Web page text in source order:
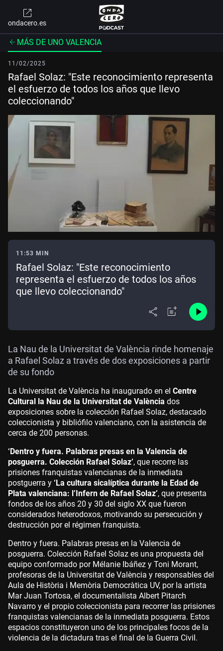
ondacero.es
MÁS DE UNO VALENCIA
11/02/2025
Rafael Solaz: "Este reconocimiento representa
el esfuerzo de todos los años que llevo
coleccionando"
11:53 MIN
Rafael Solaz: "Este reconocimiento
representa el esfuerzo de todos los años
que llevo coleccionando"
La Nau de la Universitat de València rinde homenaje
a Rafael Solaz a través de dos exposiciones a partir
de su fondo
La Universitat de València ha inaugurado en el Centre
Cultural la Nau de la Universitat de València dos
exposiciones sobre la colección Rafael Solaz, destacado
coleccionista y bibliófilo valenciano, con la asistencia de
cerca de 200 personas.
‘Dentro y fuera. Palabras presas en la Valencia de
posguerra. Colección Rafael Solaz’, que recorre las
prisiones franquistas valencianas de la inmediata
postguerra y ‘La cultura sicalíptica durante la Edad de
Plata valenciana: l’Infern de Rafael Solaz’, que presenta
fondos de los años 20 y 30 del siglo XX que fueron
considerados heterodoxos, motivando su persecución y
destrucción por el régimen franquista.
Dentro y fuera. Palabras presas en la Valencia de
posguerra. Colección Rafael Solaz es una propuesta del
equipo conformado por Mélanie Ibáñez y Toni Morant,
profesoras de la Universitat de València y responsables del
Aula de Història i Memòria Democràtica UV, por la artista
Mar Juan Tortosa, el documentalista Albert Pitarch
Navarro y el propio coleccionista para recorrer las prisiones
franquistas valencianas de la inmediata posguerra. Estos
espacios constituyeron uno de los principales focos de la
violencia de la dictadura tras el final de la Guerra Civil.